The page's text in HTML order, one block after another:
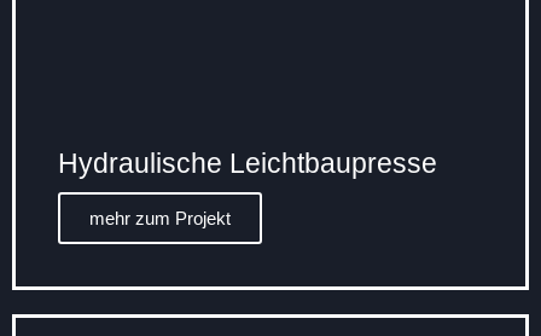
Hydraulische Leichtbaupresse
mehr zum Projekt